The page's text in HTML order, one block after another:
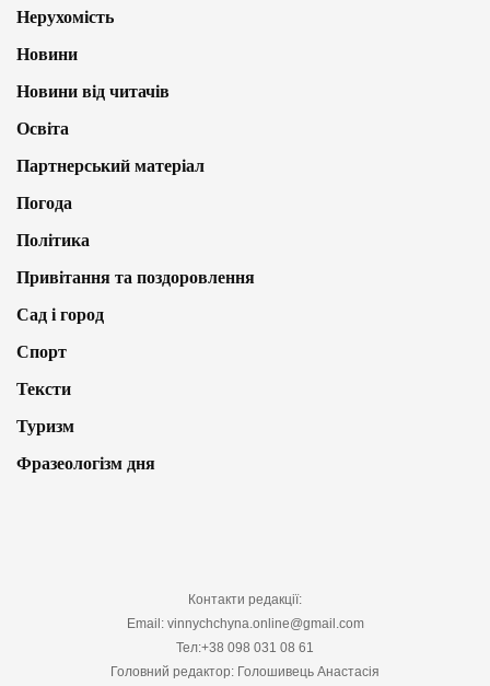
Нерухомість
Новини
Новини від читачів
Освіта
Партнерський матеріал
Погода
Політика
Привітання та поздоровлення
Сад і город
Спорт
Тексти
Туризм
Фразеологізм дня
Контакти редакції:
Email: vinnychchyna.online@gmail.com
Тел:+38 098 031 08 61
Головний редактор: Голошивець Анастасія